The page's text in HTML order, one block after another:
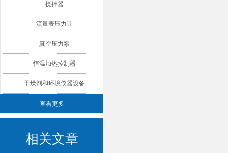
搅拌器
流量表压力计
真空压力泵
恒温加热控制器
干燥剂和环境仪器设备
查看更多
相关文章